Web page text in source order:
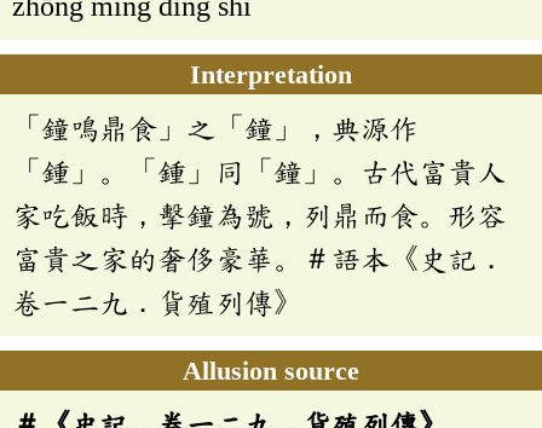
Interpretation
「鐘鳴鼎食」之「鐘」，典源作
「鍾」。「鍾」同「鐘」。古代富貴人
家吃飯時，擊鐘為號，列鼎而食。形容
富貴之家的奢侈豪華。＃語本《史記．
卷一二九．貨殖列傳》
Allusion source